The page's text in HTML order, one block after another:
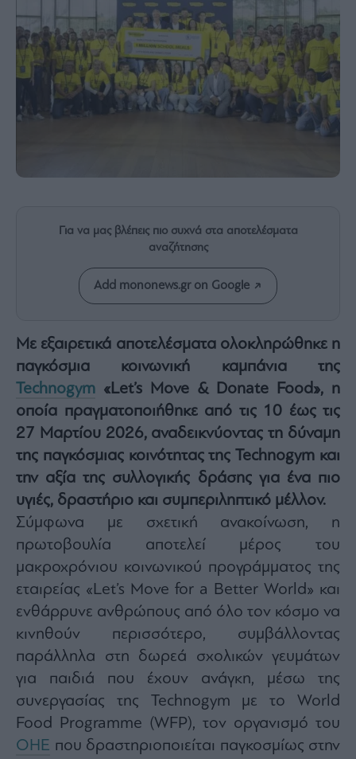
Επι-
θετικά
Rumors
ESG
Today
Mononews2030
Life
Style
Υγεία
Architecture
&
Design
Fashion
Art
Watches
Yachts
Table
For
Two
Μετοχές
Αγορές
Trader's
book
Για να μας βλέπεις πιο συχνά στα αποτελέσματα
αναζήτησης
Add mononews.gr on Google
Με εξαιρετικά αποτελέσματα ολοκληρώθηκε η
παγκόσμια κοινωνική καμπάνια της
Technogym «Let’s Move & Donate Food», η
οποία πραγματοποιήθηκε από τις 10 έως τις
27 Μαρτίου 2026, αναδεικνύοντας τη δύναμη
της παγκόσμιας κοινότητας της Technogym και
την αξία της συλλογικής δράσης για ένα πιο
υγιές, δραστήριο και συμπεριληπτικό μέλλον.
Σύμφωνα με σχετική ανακοίνωση, η
πρωτοβουλία αποτελεί μέρος του
μακροχρόνιου κοινωνικού προγράμματος της
εταιρείας «Let’s Move for a Better World» και
ενθάρρυνε ανθρώπους από όλο τον κόσμο να
κινηθούν περισσότερο, συμβάλλοντας
παράλληλα στη δωρεά σχολικών γευμάτων
για παιδιά που έχουν ανάγκη, μέσω της
συνεργασίας της Technogym με το World
Food Programme (WFP), τον οργανισμό του
ΟΗΕ που δραστηριοποιείται παγκοσμίως στην